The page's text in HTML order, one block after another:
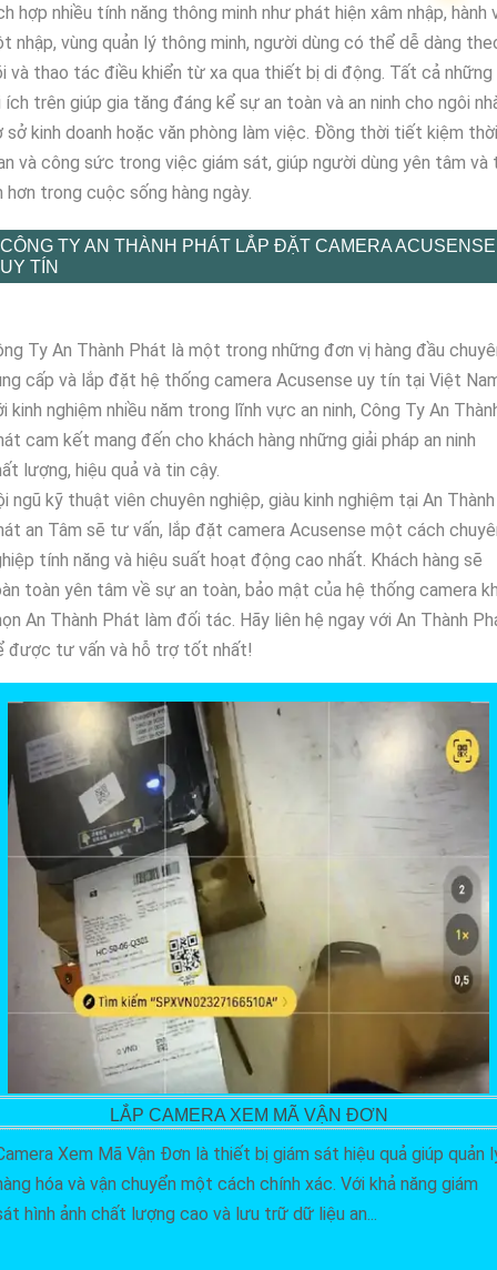
hợp nhiều tính năng thông minh như phát hiện xâm nhập, hành
nhập, vùng quản lý thông minh, người dùng có thể dễ dàng
và thao tác điều khiển từ xa qua thiết bị di động. Tất cả những
ích trên giúp gia tăng đáng kể sự an toàn và an ninh cho ngôi
sở kinh doanh hoặc văn phòng làm việc. Đồng thời tiết kiệm thời
và công sức trong việc giám sát, giúp người dùng yên tâm và
hơn trong cuộc sống hàng ngày.
CÔNG TY AN THÀNH PHÁT LẮP ĐẶT CAMERA ACUSENSE
UY TÍN
Ty An Thành Phát là một trong những đơn vị hàng đầu
cấp và lắp đặt hệ thống camera Acusense uy tín tại Việt
kinh nghiệm nhiều năm trong lĩnh vực an ninh, Công Ty An
cam kết mang đến cho khách hàng những giải pháp an ninh
lượng, hiệu quả và tin cậy.
ngũ kỹ thuật viên chuyên nghiệp, giàu kinh nghiệm tại An Thành
an Tâm sẽ tư vấn, lắp đặt camera Acusense một cách
tính năng và hiệu suất hoạt động cao nhất. Khách hàng sẽ
toàn yên tâm về sự an toàn, bảo mật của hệ thống camera
An Thành Phát làm đối tác. Hãy liên hệ ngay với An Thành
được tư vấn và hỗ trợ tốt nhất!
LẮP CAMERA XEM MÃ VẬN ĐƠN
Xem Mã Vận Đơn là thiết bị giám sát hiệu quả giúp quản
hóa và vận chuyển một cách chính xác. Với khả năng giám
hình ảnh chất lượng cao và lưu trữ dữ liệu an...